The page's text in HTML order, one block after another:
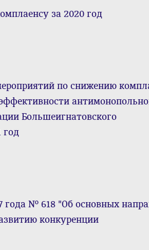
за 2020 год
по снижению
Большеигнатовского
год
года № 618 "Об основных
конкуренции